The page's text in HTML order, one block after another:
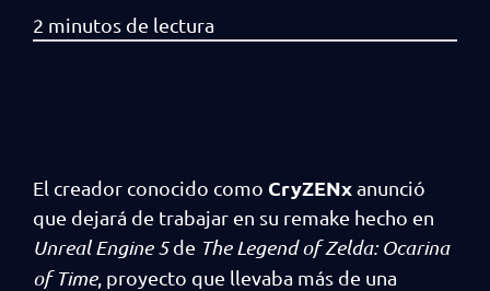
El creador conocido como CryZENxanunció
que dejará de trabajar en su remake hecho en
Unreal Engine 5de The Legend of Zelda: Ocarina
of Time, proyecto que llevaba más de una